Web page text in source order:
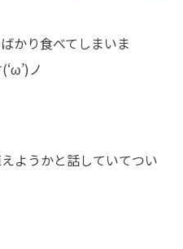
かり食べてしまいま
ノ
ようかと話していてつい